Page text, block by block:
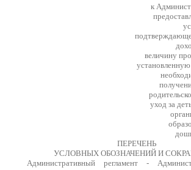
к
величину
установленную
уход за
ПЕРЕЧЕНЬ
УСЛОВНЫХ ОБОЗНАЧЕНИЙ И
Административный регламент -